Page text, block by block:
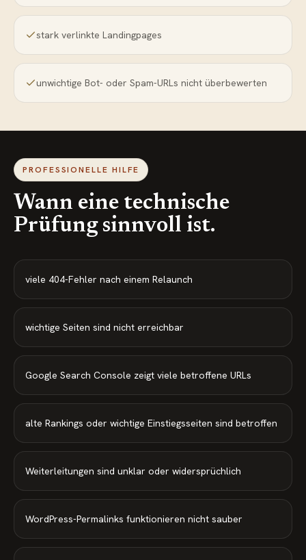
stark verlinkte Landingpages
unwichtige Bot- oder Spam-URLs nicht überbewerten
PROFESSIONELLE HILFE
Wann eine technische
Prüfung sinnvoll ist.
viele 404-Fehler nach einem Relaunch
wichtige Seiten sind nicht erreichbar
Google Search Console zeigt viele betroffene URLs
alte Rankings oder wichtige Einstiegsseiten sind betroffen
Weiterleitungen sind unklar oder widersprüchlich
WordPress-Permalinks funktionieren nicht sauber